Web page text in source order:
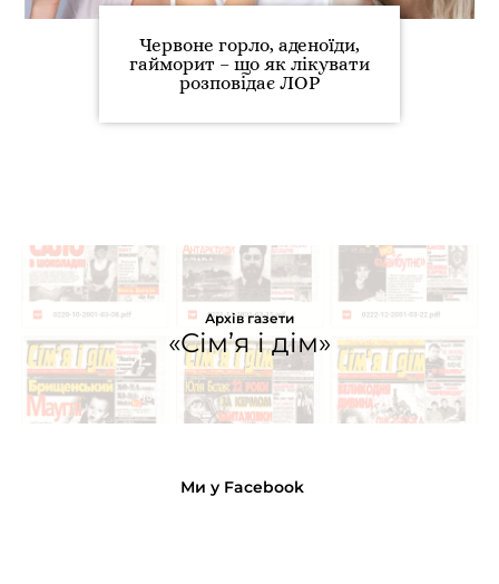
Червоне горло, аденоїди,
гайморит – що як лікувати
розповідає ЛОР
Архів газети
«Сім’я і дім»
Ми у Facebook